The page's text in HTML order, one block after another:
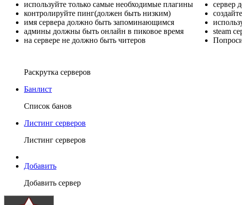
используйте только самые необходимые плагины
контролируйте пинг(должен быть низким)
имя сервера должно быть запоминающимся
админы должны быть онлайн в пиковое время
на сервере не должно быть читеров
сервер
steam
Раскрутка серверов
Банлист
Список банов
Листинг серверов
Листинг серверов
Добавить
Добавить сервер